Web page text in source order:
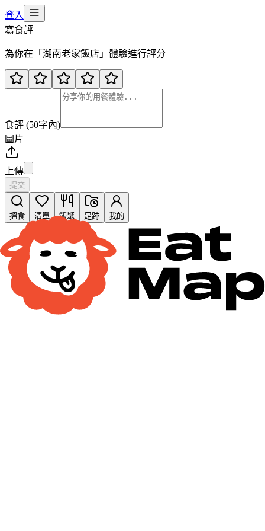
登入
寫食評
為你在「 湖南老家飯店 」體驗進行評分
食評 (50字內)
圖片
上傳
提交
搵食 清單 飯聚 足跡 我的